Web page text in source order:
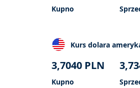
Kupno
Kurs dolara
3,7040 PLN
Kupno